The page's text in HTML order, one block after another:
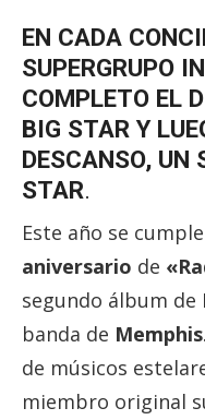
EN CADA
SUPERGRUPO
COMPLETO EL
BIG STAR Y
DESCANSO, UN
STAR.
Este año se
aniversario de
segundo álbum de
banda de Memphis
de músicos
miembro original